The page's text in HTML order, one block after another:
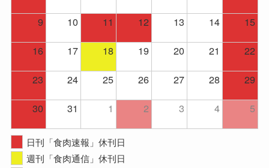
9
10 11 12 13 14
15
16
17 18 19 20 21
22
23
24 25 26 27 28
29
30
31 1 2 3 4 5
日刊「食肉速報」休刊日
週刊「食肉通信」休刊日